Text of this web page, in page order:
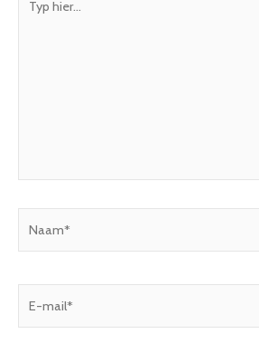
hier...
mail*